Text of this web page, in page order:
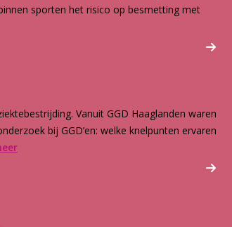
sporten het risico op besmetting met
Vanuit GGD Haaglanden waren
bij GGD’en: welke knelpunten ervaren